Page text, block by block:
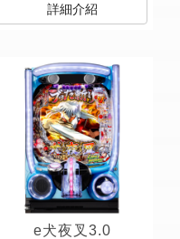
詳細介紹
e犬夜叉3.0